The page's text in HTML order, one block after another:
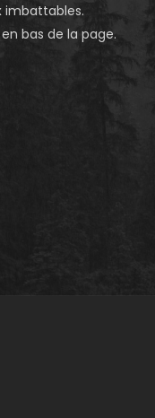
imbattables.
bas de la page.